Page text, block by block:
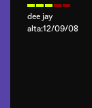
dee jay
alta:12/09/08